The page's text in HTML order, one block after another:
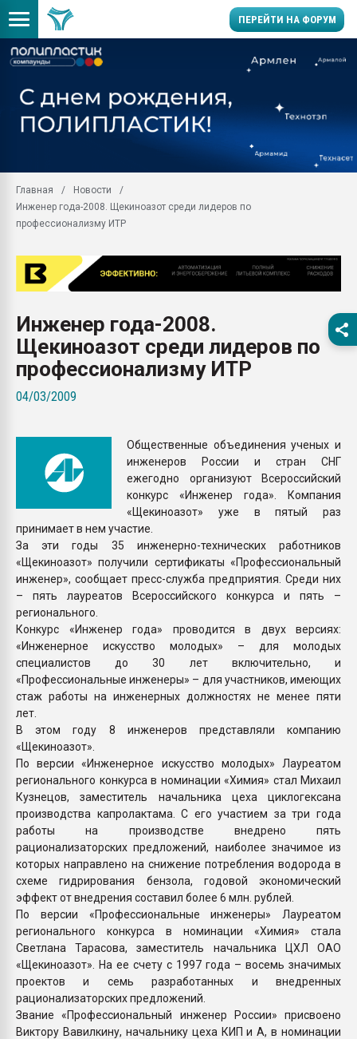
ПЕРЕЙТИ НА ФОРУМ
заводу пластмасс"
28.07.2026
первый план в
28.07.2026
ситуацией на
Всё, что касается
Главная
Новости
Инженер года-2008. Щекиноазот среди лидеров по
профессионализму ИТР
Инженер года-2008.
Щекиноазот среди лидеров по
профессионализму ИТР
04/03/2009
Общественные объединения ученых и
инженеров России и стран СНГ
ежегодно организуют Всероссийский
конкурс «Инженер года». Компания
«Щекиноазот» уже в пятый раз
принимает в нем участие.
За эти годы 35 инженерно-технических работников
«Щекиноазот» получили сертификаты «Профессиональный
инженер», сообщает пресс-служба предприятия. Среди них
– пять лауреатов Всероссийского конкурса и пять –
регионального.
Конкурс «Инженер года» проводится в двух версиях:
«Инженерное искусство молодых» – для молодых
специалистов до 30 лет включительно, и
«Профессиональные инженеры» – для участников, имеющих
стаж работы на инженерных должностях не менее пяти
лет.
В этом году 8 инженеров представляли компанию
«Щекиноазот».
По версии «Инженерное искусство молодых» Лауреатом
регионального конкурса в номинации «Химия» стал Михаил
Кузнецов, заместитель начальника цеха циклогексана
производства капролактама. С его участием за три года
работы на производстве внедрено пять
рационализаторских предложений, наиболее значимое из
которых направлено на снижение потребления водорода в
схеме гидрирования бензола, годовой экономический
эффект от внедрения составил более 6 млн. рублей.
По версии «Профессиональные инженеры» Лауреатом
регионального конкурса в номинации «Химия» стала
Светлана Тарасова, заместитель начальника ЦХЛ ОАО
«Щекиноазот». На ее счету с 1997 года – восемь значимых
проектов и семь разработанных и внедренных
рационализаторских предложений.
Звание «Профессиональный инженер России» присвоено
Виктору Вавилкину, начальнику цеха КИП и А, в номинации